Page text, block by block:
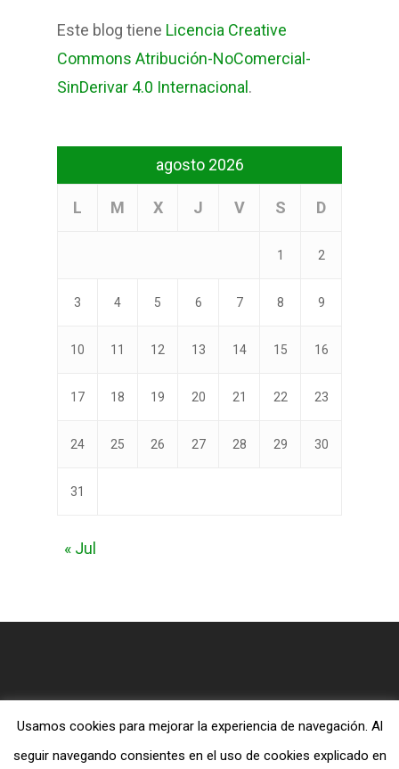
Este blog tiene Licencia Creative
Commons Atribución-NoComercial-
SinDerivar 4.0 Internacional .
agosto 2026
L M X J V S D
1 2
3 4 5 6 7 8 9
10 11 12 13 14 15 16
17 18 19 20 21 22 23
24 25 26 27 28 29 30
31
« Jul
Usamos cookies para mejorar la experiencia de navegación. Al
seguir navegando consientes en el uso de cookies explicado en